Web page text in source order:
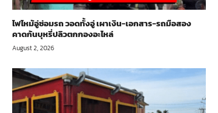
ไฟไหม้อู่ซ่อมรถ วอดทั้งอู่ เผาเงิน-เอกสาร-รถมือสอง
คาดก้นบุหรี่ปลิวตกกองอะไหล่
August 2, 2026